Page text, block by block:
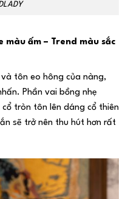
màu ấm – Trend màu sắc
tôn eo hông của nàng,
Phần vai bồng nhẹ
cổ tròn tôn lên dáng cổ thiên
sẽ trở nên thu hút hơn rất